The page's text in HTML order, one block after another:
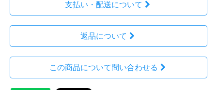
支払い・配送について
返品について
この商品について問い合わせる